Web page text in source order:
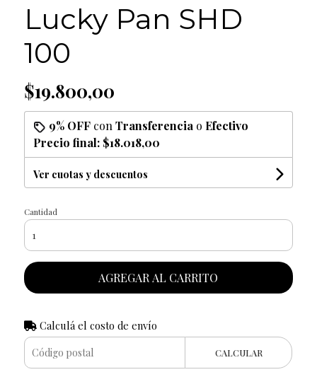
Lucky Pan SHD
100
$19.800,00
9% OFFcon Transferencia o Efectivo
Precio final: $18.018,00
Ver cuotas y descuentos
Cantidad
AGREGAR AL CARRITO
Calculá el costo de envío
CALCULAR